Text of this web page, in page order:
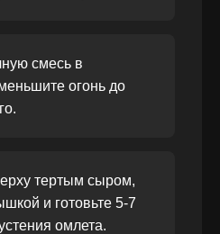
смесь в
огонь до
тертым сыром,
и готовьте 5-7
омлета.